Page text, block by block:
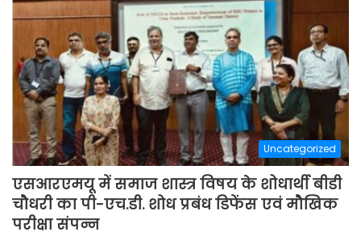
Uncategorized
एसआरएमयू में समाज शास्त्र विषय के शोधार्थी बीडी
चौधरी का पी-एच.डी. शोध प्रबंध डिफेंस एवं मौखिक
परीक्षा संपन्न